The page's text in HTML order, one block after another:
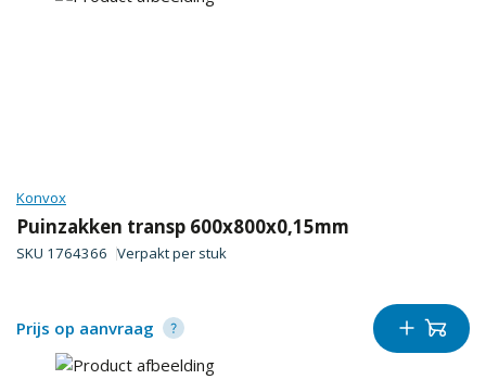
Konvox
Puinzakken transp 600x800x0,15mm
SKU 1764366 Verpakt per stuk
Prijs op aanvraag